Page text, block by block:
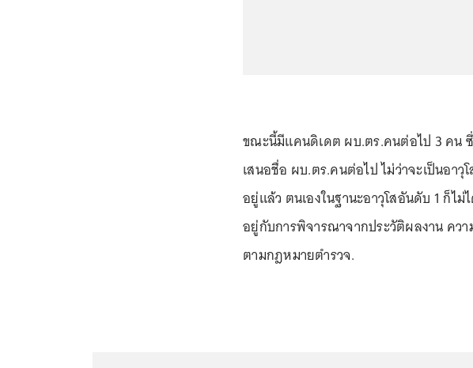
ขณะนี้มีแคนดิเดต ผบ.ตร.คนต่อไป 3 คน
เสนอชื่อ ผบ.ตร.คนต่อไป ไม่ว่าจะเป็นอา
อยู่แล้ว ตนเองในฐานะอาวุโสอันดับ 1 ก็ไ
อยู่กับการพิจารณาจากประวัติผลงาน คว
ตามกฎหมายตำรวจ.